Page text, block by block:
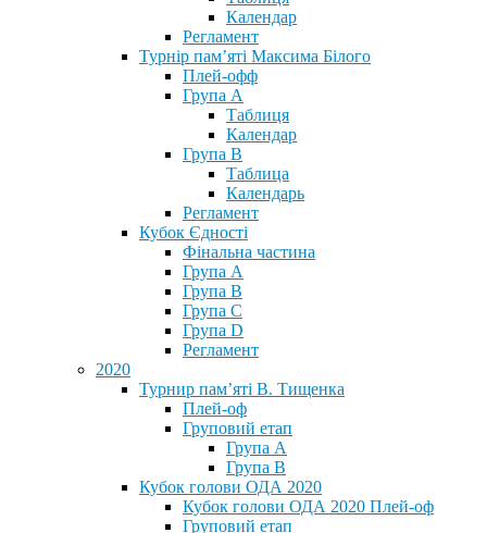
Календар
Регламент
Турнір пам’яті Максима Білого
Плей-офф
Група А
Таблиця
Календар
Група В
Таблица
Календарь
Регламент
Кубок Єдності
Фінальна частина
Група А
Група В
Група С
Група D
Регламент
2020
Турнир пам’яті В. Тищенка
Плей-оф
Груповий етап
Група А
Група В
Кубок голови ОДА 2020
Кубок голови ОДА 2020 Плей-оф
Груповий етап